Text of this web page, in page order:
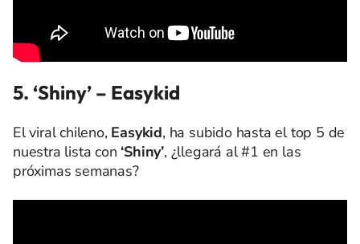
5. ‘Shiny’ – Easykid
El viral chileno, Easykid, ha subido hasta el top 5 de
nuestra lista con ‘Shiny’, ¿llegará al #1 en las
próximas semanas?